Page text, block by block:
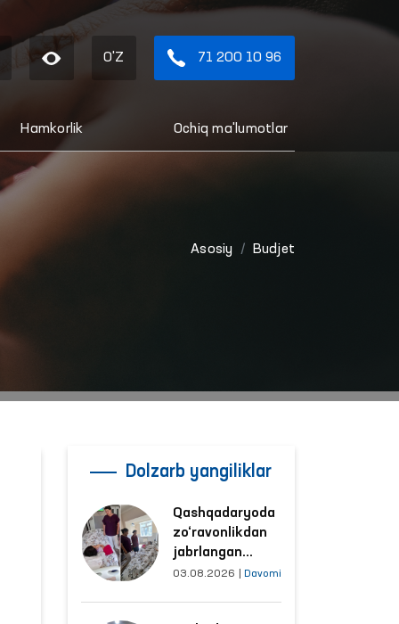
O'Z 71 200 10 96
Hamkorlik Ochiq ma'lumotlar
Asosiy Budjet
Dolzarb yangiliklar
Qashqadaryoda
zo‘ravonlikdan
jabrlangan
ayolning holati
03.08.2026 Davomi